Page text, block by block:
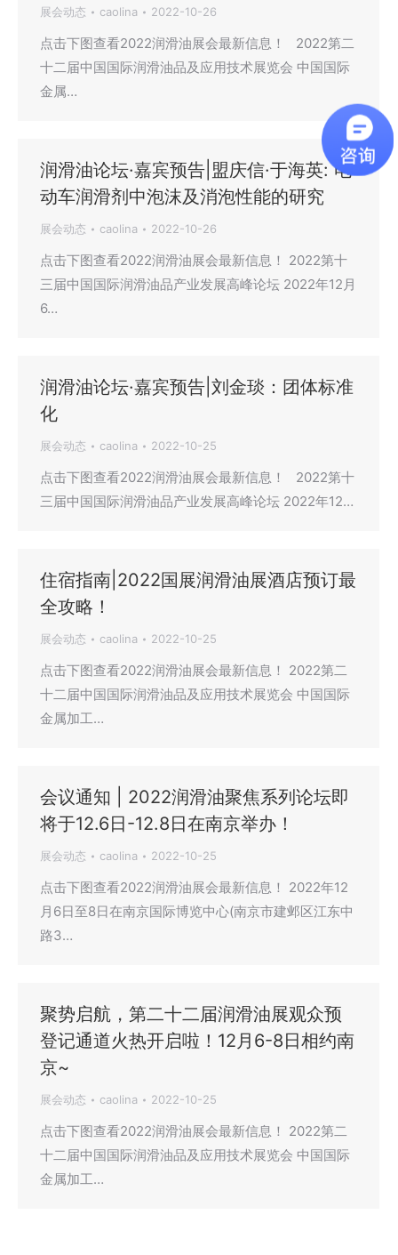
展会动态 caolina 2022-10-26
点击下图查看2022润滑油展会最新信息！ 2022第二
十二届中国国际润滑油品及应用技术展览会 中国国际
金属…
润滑油论坛·嘉宾预告|盟庆信·于海英: 电
动车润滑剂中泡沫及消泡性能的研究
展会动态 caolina 2022-10-26
点击下图查看2022润滑油展会最新信息！ 2022第十
三届中国国际润滑油品产业发展高峰论坛 2022年12月
6…
润滑油论坛·嘉宾预告|刘金琰：团体标准
化
展会动态 caolina 2022-10-25
点击下图查看2022润滑油展会最新信息！ 2022第十
三届中国国际润滑油品产业发展高峰论坛 2022年12…
住宿指南|2022国展润滑油展酒店预订最
全攻略！
展会动态 caolina 2022-10-25
点击下图查看2022润滑油展会最新信息！ 2022第二
十二届中国国际润滑油品及应用技术展览会 中国国际
金属加工…
会议通知 | 2022润滑油聚焦系列论坛即
将于12.6日-12.8日在南京举办！
展会动态 caolina 2022-10-25
点击下图查看2022润滑油展会最新信息！ 2022年12
月6日至8日在南京国际博览中心(南京市建邺区江东中
路3…
聚势启航，第二十二届润滑油展观众预
登记通道火热开启啦！12月6-8日相约南
京~
展会动态 caolina 2022-10-25
点击下图查看2022润滑油展会最新信息！ 2022第二
十二届中国国际润滑油品及应用技术展览会 中国国际
金属加工…